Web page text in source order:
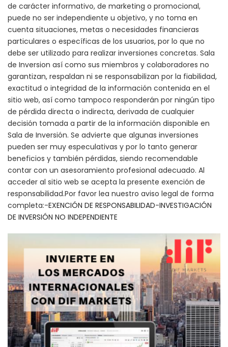
de carácter informativo, de marketing o promocional,
puede no ser independiente u objetivo, y no toma en
cuenta situaciones, metas o necesidades financieras
particulares o específicas de los usuarios, por lo que no
debe ser utilizado para realizar inversiones concretas. Sala
de Inversion así como sus miembros y colaboradores no
garantizan, respaldan ni se responsabilizan por la fiabilidad,
exactitud o integridad de la información contenida en el
sitio web, así como tampoco responderán por ningún tipo
de pérdida directa o indirecta, derivada de cualquier
decisión tomada a partir de la información disponible en
Sala de Inversión. Se advierte que algunas inversiones
pueden ser muy especulativas y por lo tanto generar
beneficios y también pérdidas, siendo recomendable
contar con un asesoramiento profesional adecuado. Al
acceder al sitio web se acepta la presente exención de
responsabilidad.Por favor lea nuestro aviso legal de forma
completa:-EXENCIÓN DE RESPONSABILIDAD-INVESTIGACIÓN
DE INVERSIÓN NO INDEPENDIENTE